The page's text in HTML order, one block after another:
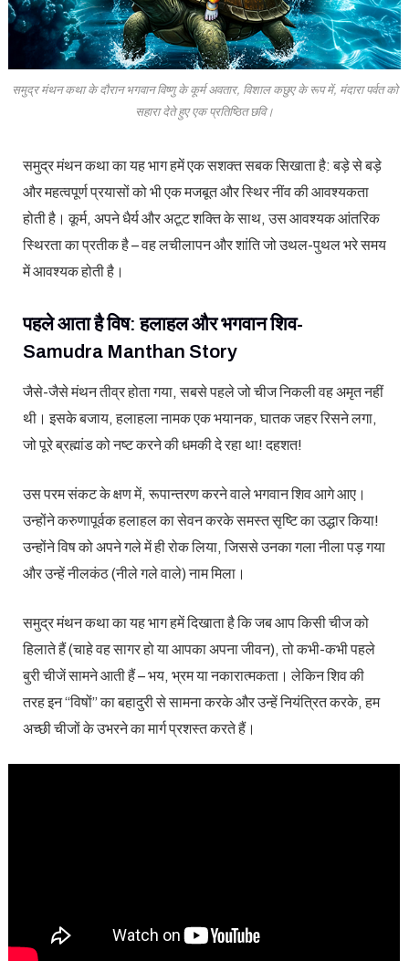
समुद्र मंथन कथा के दौरान भगवान विष्णु के कूर्म अवतार, विशाल कछुए के रूप में, मंदारा पर्वत को
सहारा देते हुए एक प्रतिष्ठित छवि।
समुद्र मंथन कथा का यह भाग हमें एक सशक्त सबक सिखाता है: बड़े से बड़े
और महत्वपूर्ण प्रयासों को भी एक मजबूत और स्थिर नींव की आवश्यकता
होती है। कूर्म, अपने धैर्य और अटूट शक्ति के साथ, उस आवश्यक आंतरिक
स्थिरता का प्रतीक है – वह लचीलापन और शांति जो उथल-पुथल भरे समय
में आवश्यक होती है।
पहले आता है विष: हलाहल और भगवान शिव-
Samudra Manthan Story
जैसे-जैसे मंथन तीव्र होता गया, सबसे पहले जो चीज निकली वह अमृत नहीं
थी। इसके बजाय, हलाहला नामक एक भयानक, घातक जहर रिसने लगा,
जो पूरे ब्रह्मांड को नष्ट करने की धमकी दे रहा था! दहशत!
उस परम संकट के क्षण में, रूपान्तरण करने वाले भगवान शिव आगे आए।
उन्होंने करुणापूर्वक हलाहल का सेवन करके समस्त सृष्टि का उद्धार किया!
उन्होंने विष को अपने गले में ही रोक लिया, जिससे उनका गला नीला पड़ गया
और उन्हें नीलकंठ (नीले गले वाले) नाम मिला।
समुद्र मंथन कथा का यह भाग हमें दिखाता है कि जब आप किसी चीज को
हिलाते हैं (चाहे वह सागर हो या आपका अपना जीवन), तो कभी-कभी पहले
बुरी चीजें सामने आती हैं – भय, भ्रम या नकारात्मकता। लेकिन शिव की
तरह इन “विषों” का बहादुरी से सामना करके और उन्हें नियंत्रित करके, हम
अच्छी चीजों के उभरने का मार्ग प्रशस्त करते हैं।